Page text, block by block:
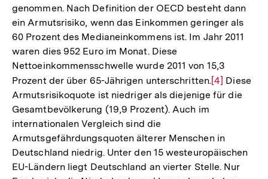
Auflösung
der
Fußnote
genommen. Nach Definition der OECD besteht dann
ein Armutsrisiko, wenn das Einkommen geringer als
60 Prozent des Medianeinkommens ist. Im Jahr 2011
waren dies 952 Euro im Monat. Diese
Nettoeinkommensschwelle wurde 2011 von 15,3
Prozent der über 65-Jährigen unterschritten.Zur
Auflösung
[4] Diese
Armutsrisikoquote ist niedriger als diejenige für die
Gesamtbevölkerung (19,9 Prozent). Auch im
internationalen Vergleich sind die
Armutsgefährdungsquoten älterer Menschen in
Deutschland niedrig. Unter den 15 westeuropäischen
EU-Ländern liegt Deutschland an vierter Stelle. Nur